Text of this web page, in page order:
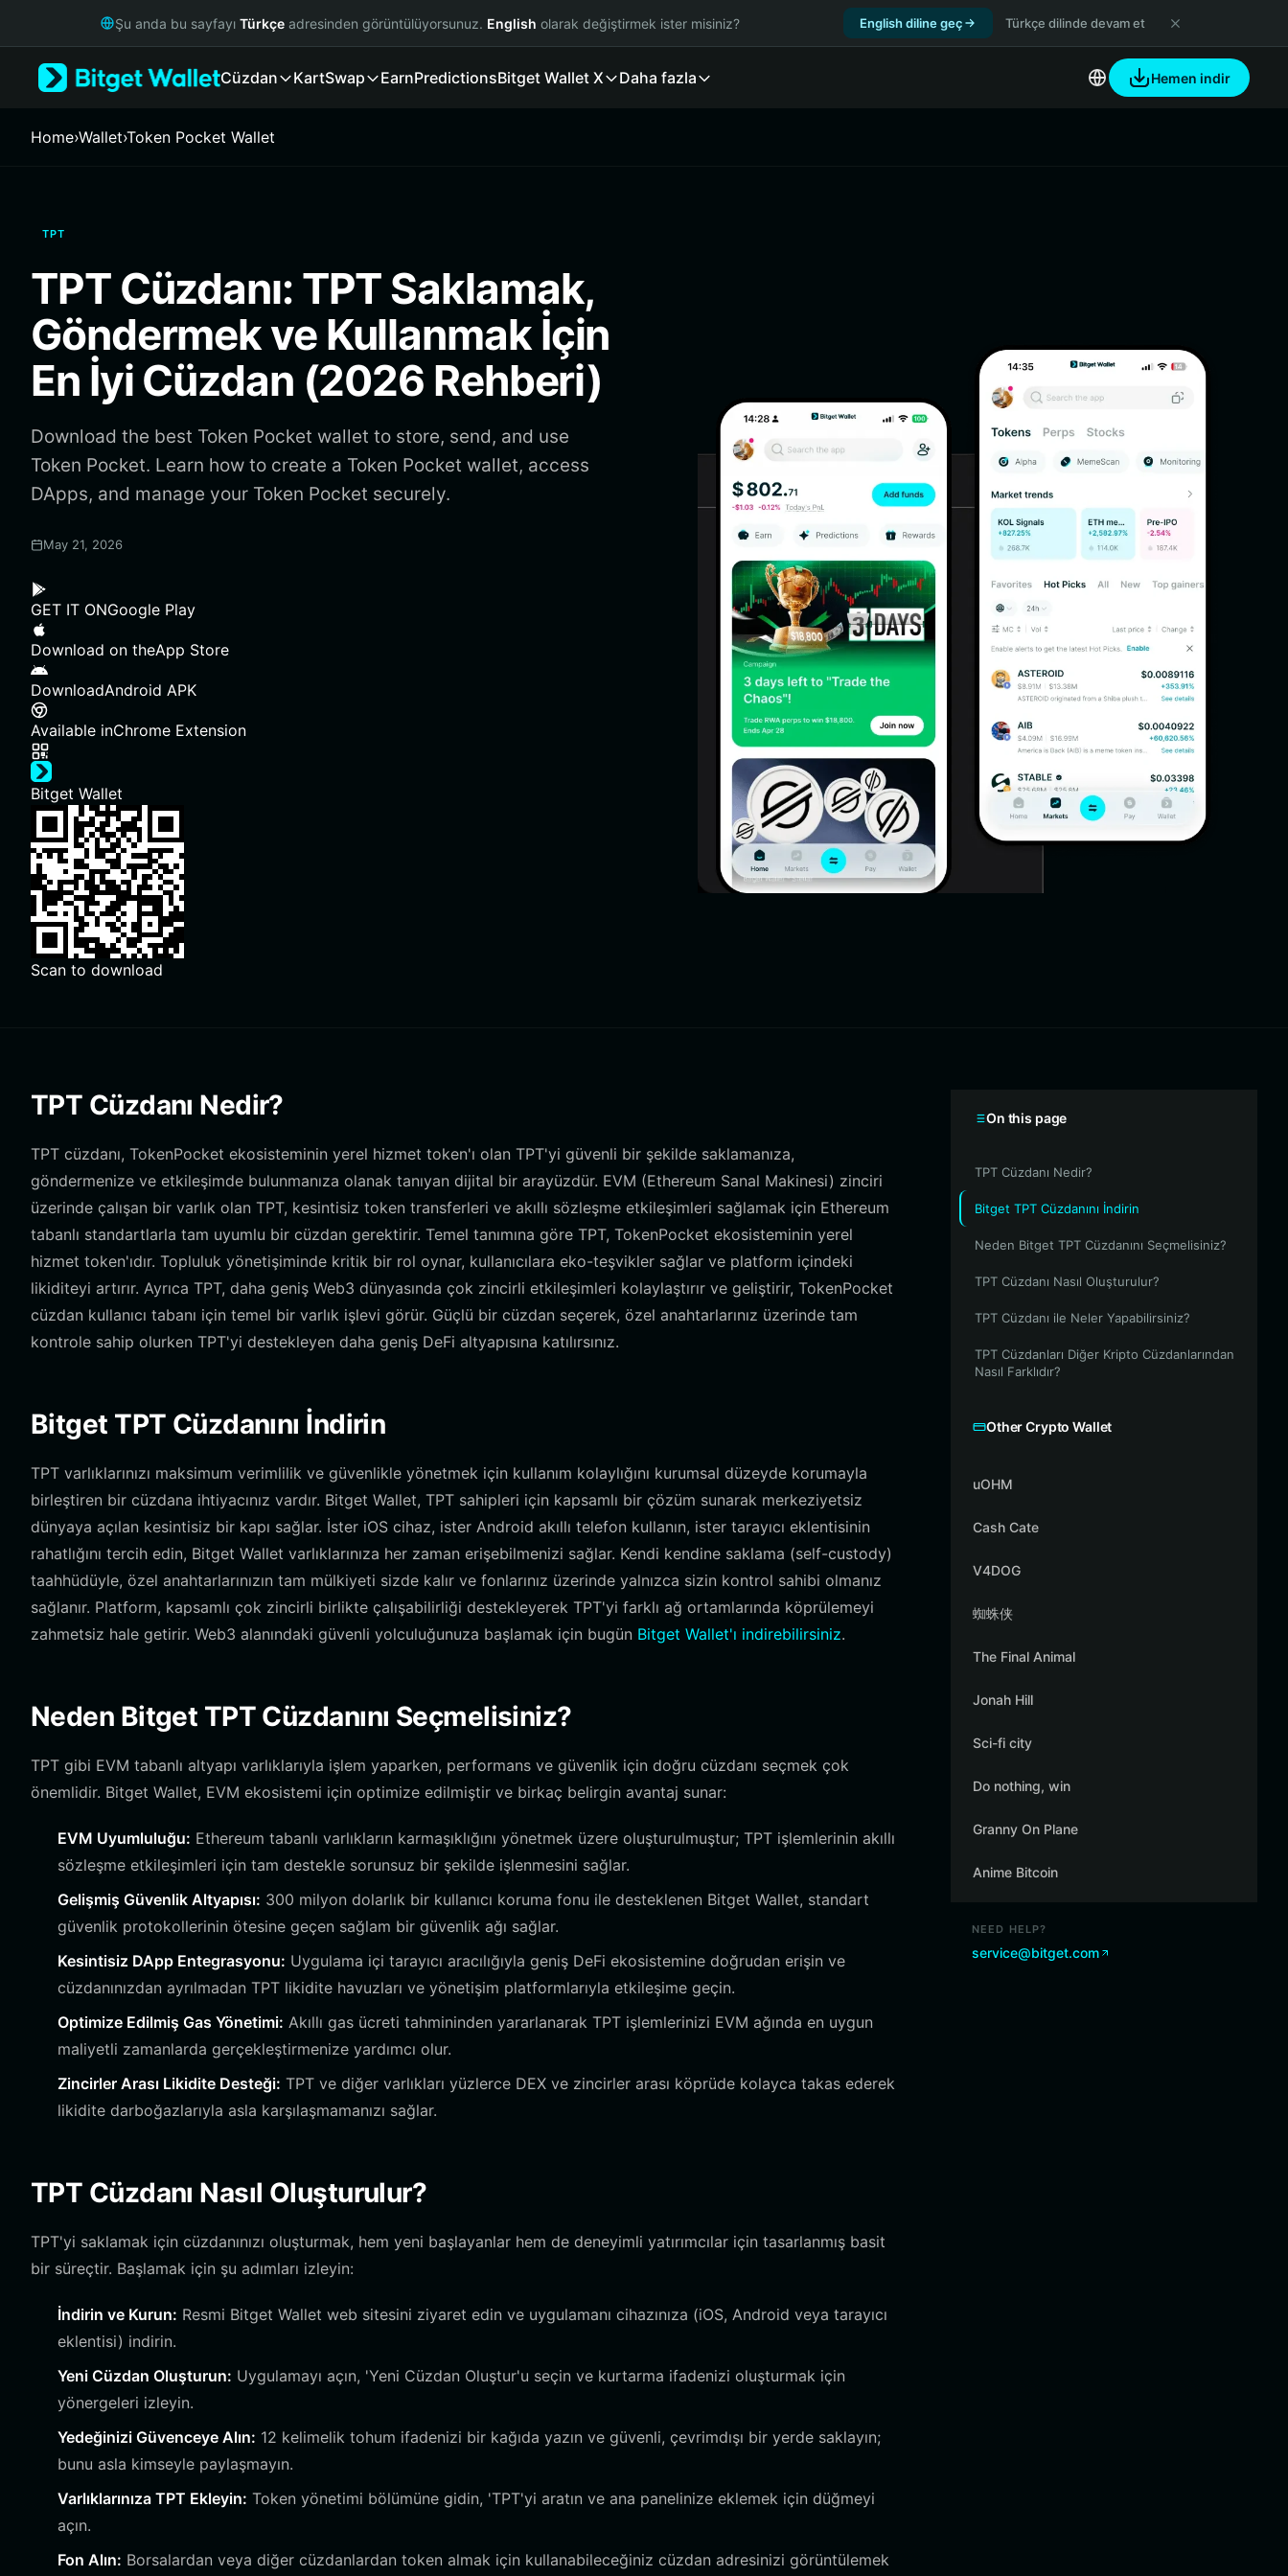
Русский
Italiano
繁體中文
Bahasa Indonesia
ภาษาไทย
Español
Português (Brasil)
Español (Argentina)
Şu anda bu sayfayı Türkçe adresinden görüntülüyorsunuz. English olarak değiştirmek ister misiniz? English diline geç Türkçe dilinde devam et
Cüzdan KartSwap EarnPredictionsBitget Wallet X Daha fazla Hemen indir
Home›Wallet›Token Pocket Wallet
TPT
TPT Cüzdanı: TPT Saklamak,
Göndermek ve Kullanmak İçin
En İyi Cüzdan (2026 Rehberi)
Download the best Token Pocket wallet to store, send, and use
Token Pocket. Learn how to create a Token Pocket wallet, access
DApps, and manage your Token Pocket securely.
May 21, 2026
GET IT ONGoogle Play
Download on theApp Store
DownloadAndroid APK
Available inChrome Extension
Bitget Wallet
Scan to download
TPT Cüzdanı Nedir?
TPT cüzdanı, TokenPocket ekosisteminin yerel hizmet token'ı olan TPT'yi güvenli bir şekilde saklamanıza,
göndermenize ve etkileşimde bulunmanıza olanak tanıyan dijital bir arayüzdür. EVM (Ethereum Sanal Makinesi) zinciri
üzerinde çalışan bir varlık olan TPT, kesintisiz token transferleri ve akıllı sözleşme etkileşimleri sağlamak için Ethereum
tabanlı standartlarla tam uyumlu bir cüzdan gerektirir. Temel tanımına göre TPT, TokenPocket ekosisteminin yerel
hizmet token'ıdır. Topluluk yönetişiminde kritik bir rol oynar, kullanıcılara eko-teşvikler sağlar ve platform içindeki
likiditeyi artırır. Ayrıca TPT, daha geniş Web3 dünyasında çok zincirli etkileşimleri kolaylaştırır ve geliştirir, TokenPocket
cüzdan kullanıcı tabanı için temel bir varlık işlevi görür. Güçlü bir cüzdan seçerek, özel anahtarlarınız üzerinde tam
kontrole sahip olurken TPT'yi destekleyen daha geniş DeFi altyapısına katılırsınız.
Bitget TPT Cüzdanını İndirin
TPT varlıklarınızı maksimum verimlilik ve güvenlikle yönetmek için kullanım kolaylığını kurumsal düzeyde korumayla
birleştiren bir cüzdana ihtiyacınız vardır. Bitget Wallet, TPT sahipleri için kapsamlı bir çözüm sunarak merkeziyetsiz
dünyaya açılan kesintisiz bir kapı sağlar. İster iOS cihaz, ister Android akıllı telefon kullanın, ister tarayıcı eklentisinin
rahatlığını tercih edin, Bitget Wallet varlıklarınıza her zaman erişebilmenizi sağlar. Kendi kendine saklama (self-custody)
taahhüdüyle, özel anahtarlarınızın tam mülkiyeti sizde kalır ve fonlarınız üzerinde yalnızca sizin kontrol sahibi olmanız
sağlanır. Platform, kapsamlı çok zincirli birlikte çalışabilirliği destekleyerek TPT'yi farklı ağ ortamlarında köprülemeyi
zahmetsiz hale getirir. Web3 alanındaki güvenli yolculuğunuza başlamak için bugün Bitget Wallet'ı indirebilirsiniz.
Neden Bitget TPT Cüzdanını Seçmelisiniz?
TPT gibi EVM tabanlı altyapı varlıklarıyla işlem yaparken, performans ve güvenlik için doğru cüzdanı seçmek çok
önemlidir. Bitget Wallet, EVM ekosistemi için optimize edilmiştir ve birkaç belirgin avantaj sunar:
EVM Uyumluluğu: Ethereum tabanlı varlıkların karmaşıklığını yönetmek üzere oluşturulmuştur; TPT işlemlerinin akıllı
sözleşme etkileşimleri için tam destekle sorunsuz bir şekilde işlenmesini sağlar.
Gelişmiş Güvenlik Altyapısı: 300 milyon dolarlık bir kullanıcı koruma fonu ile desteklenen Bitget Wallet, standart
güvenlik protokollerinin ötesine geçen sağlam bir güvenlik ağı sağlar.
Kesintisiz DApp Entegrasyonu: Uygulama içi tarayıcı aracılığıyla geniş DeFi ekosistemine doğrudan erişin ve
cüzdanınızdan ayrılmadan TPT likidite havuzları ve yönetişim platformlarıyla etkileşime geçin.
Optimize Edilmiş Gas Yönetimi: Akıllı gas ücreti tahmininden yararlanarak TPT işlemlerinizi EVM ağında en uygun
maliyetli zamanlarda gerçekleştirmenize yardımcı olur.
Zincirler Arası Likidite Desteği: TPT ve diğer varlıkları yüzlerce DEX ve zincirler arası köprüde kolayca takas ederek
likidite darboğazlarıyla asla karşılaşmamanızı sağlar.
TPT Cüzdanı Nasıl Oluşturulur?
TPT'yi saklamak için cüzdanınızı oluşturmak, hem yeni başlayanlar hem de deneyimli yatırımcılar için tasarlanmış basit
bir süreçtir. Başlamak için şu adımları izleyin:
İndirin ve Kurun: Resmi Bitget Wallet web sitesini ziyaret edin ve uygulamanı cihazınıza (iOS, Android veya tarayıcı
eklentisi) indirin.
Yeni Cüzdan Oluşturun: Uygulamayı açın, 'Yeni Cüzdan Oluştur'u seçin ve kurtarma ifadenizi oluşturmak için
yönergeleri izleyin.
Yedeğinizi Güvenceye Alın: 12 kelimelik tohum ifadenizi bir kağıda yazın ve güvenli, çevrimdışı bir yerde saklayın;
bunu asla kimseyle paylaşmayın.
Varlıklarınıza TPT Ekleyin: Token yönetimi bölümüne gidin, 'TPT'yi aratın ve ana panelinize eklemek için düğmeyi
açın.
Fon Alın: Borsalardan veya diğer cüzdanlardan token almak için kullanabileceğiniz cüzdan adresinizi görüntülemek
On this page
TPT Cüzdanı Nedir?
Bitget TPT Cüzdanını İndirin
Neden Bitget TPT Cüzdanını Seçmelisiniz?
TPT Cüzdanı Nasıl Oluşturulur?
TPT Cüzdanı ile Neler Yapabilirsiniz?
TPT Cüzdanları Diğer Kripto Cüzdanlarından
Nasıl Farklıdır?
Other Crypto Wallet
uOHM
Cash Cate
V4DOG
蜘蛛侠
The Final Animal
Jonah Hill
Sci-fi city
Do nothing, win
Granny On Plane
Anime Bitcoin
NEED HELP?
service@bitget.com